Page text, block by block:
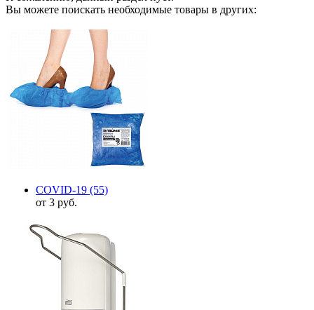
Вы можете поискать необходимые товары в других:
COVID-19 (55)
от 3 руб.